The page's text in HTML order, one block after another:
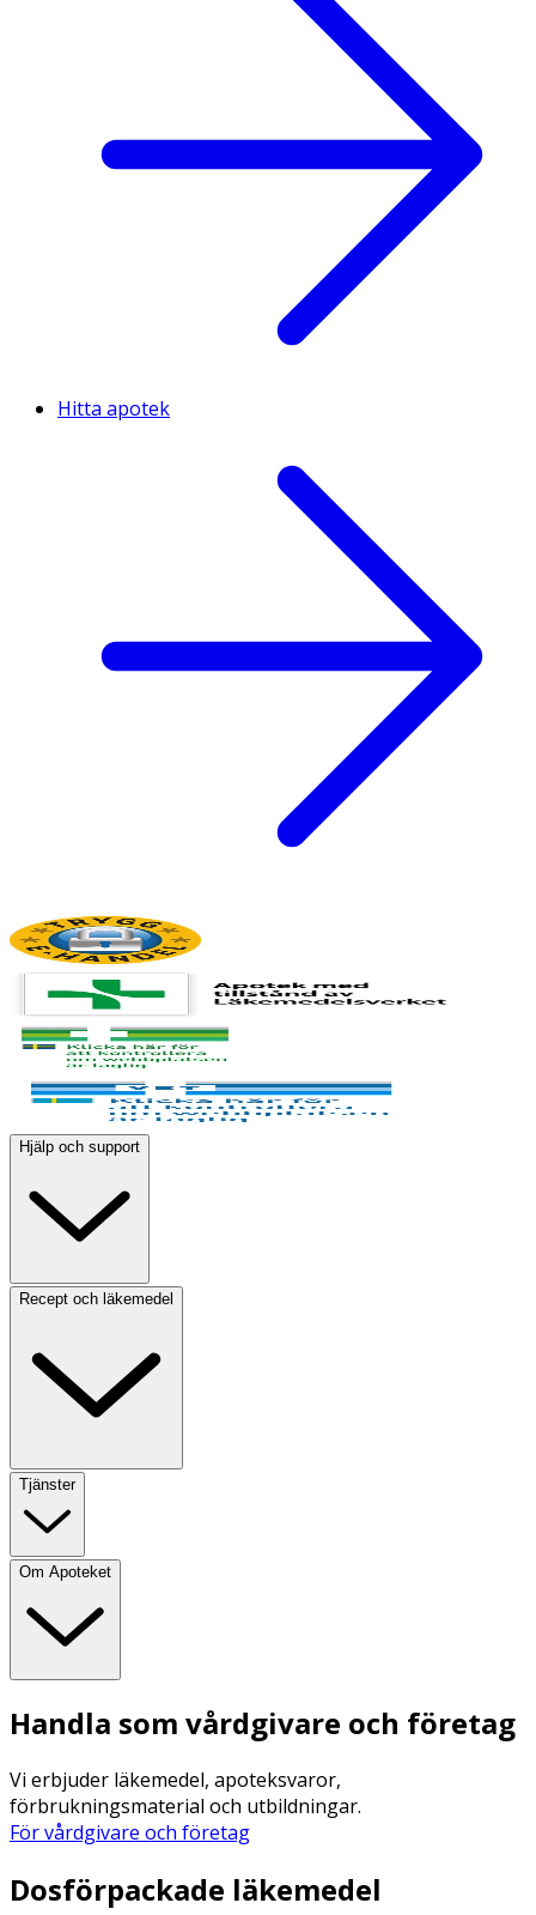
Hitta apotek
Hjälp och support
Recept och läkemedel
Tjänster
Om Apoteket
Handla som vårdgivare och företag
Vi erbjuder läkemedel, apoteksvaror,
förbrukningsmaterial och utbildningar.
För vårdgivare och företag
Dosförpackade läkemedel